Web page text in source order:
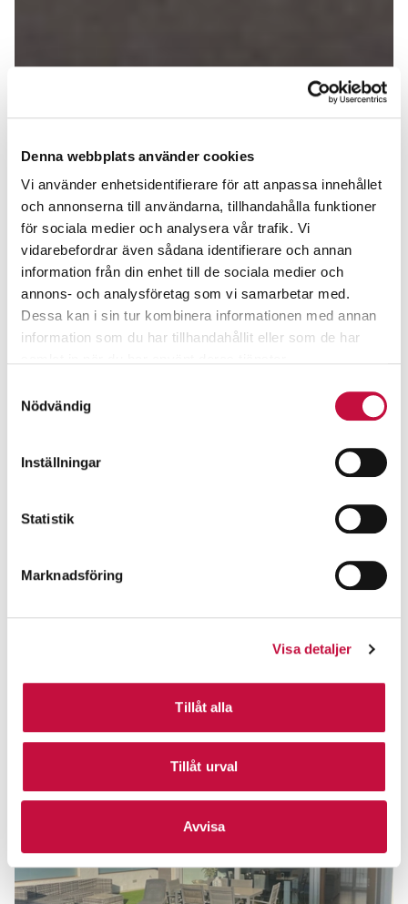
Denna webbplats använder cookies
Vi använder enhetsidentifierare för att anpassa innehållet
och annonserna till användarna, tillhandahålla funktioner
för sociala medier och analysera vår trafik. Vi
vidarebefordrar även sådana identifierare och annan
information från din enhet till de sociala medier och
annons- och analysföretag som vi samarbetar med.
Dessa kan i sin tur kombinera informationen med annan
information som du har tillhandahållit eller som de har
Nödvändig
Inställningar
Statistik
Marknadsföring
Visa detaljer
Tillåt alla
Tillåt urval
Avvisa